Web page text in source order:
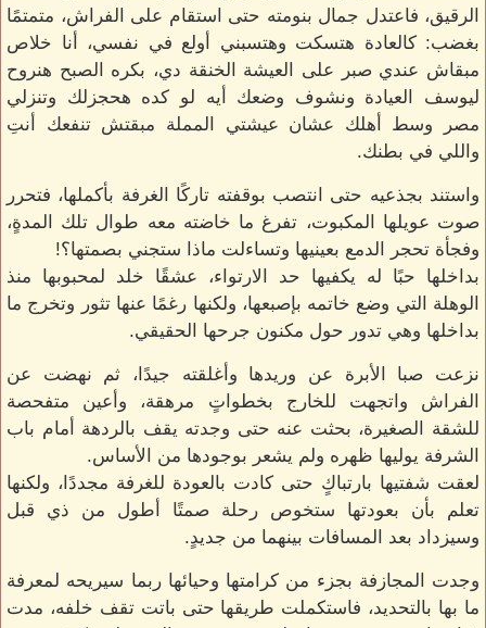
الرقيق، فاعتدل جمال بنومته حتى استقام على الفراش، متمتمًا
بغضب: كالعادة هتسكت وهتسبني أولع في نفسي، أنا خلاص
مبقاش عندي صبر على العيشة الخنقة دي، بكره الصبح هنروح
ليوسف العيادة ونشوف وضعك أيه لو كده هحجزلك وتنزلي
مصر وسط أهلك عشان عيشتي المملة مبقتش تنفعك أنتِ
واللي في بطنك.
واستند بجذعيه حتى انتصب بوقفته تاركًا الغرفة بأكملها، فتحرر
صوت عويلها المكبوت، تفرغ ما خاضته معه طوال تلك المدةٍ،
وفجأة تحجر الدمع بعينيها وتساءلت ماذا ستجني بصمتها؟!
بداخلها حبًا له يكفيها حد الارتواء، عشقًا خلد لمحبوبها منذ
الوهلة التي وضع خاتمه بإصبعها، ولكنها رغمًا عنها تثور وتخرج ما
بداخلها وهي تدور حول مكنون جرحها الحقيقي.
نزعت صبا الأبرة عن وريدها وأغلقته جيدًا، ثم نهضت عن
الفراش واتجهت للخارج بخطواتٍ مرهقة، وأعين متفحصة
للشقة الصغيرة، بحثت عنه حتى وجدته يقف بالردهة أمام باب
الشرفة يوليها ظهره ولم يشعر بوجودها من الأساس.
لعقت شفتيها بارتباكٍ حتى كادت بالعودة للغرفة مجددًا، ولكنها
تعلم بأن بعودتها ستخوص رحلة صمتًا أطول من ذي قبل
وسيزداد بعد المسافات بينهما من جديدٍ.
وجدت المجازفة بجزء من كرامتها وحيائها ربما سيريحه لمعرفة
ما بها بالتحديد، فاستكملت طريقها حتى باتت تقف خلفه، مدت